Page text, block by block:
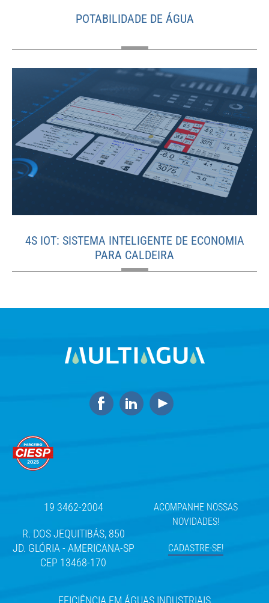
POTABILIDADE DE ÁGUA
4S IOT: SISTEMA INTELIGENTE DE ECONOMIA
PARA CALDEIRA
19 3462-2004
R. DOS JEQUITIBÁS, 850
JD. GLÓRIA - AMERICANA-SP
CEP 13468-170
ACOMPANHE NOSSAS
NOVIDADES!
CADASTRE-SE!